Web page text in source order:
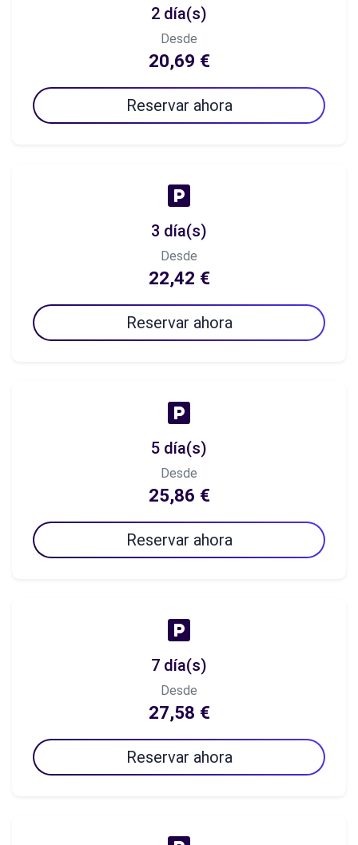
2 día(s)
Desde
20,69 €
Reservar ahora
3 día(s)
Desde
22,42 €
Reservar ahora
5 día(s)
Desde
25,86 €
Reservar ahora
7 día(s)
Desde
27,58 €
Reservar ahora